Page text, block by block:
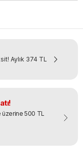
Aylık 374 TL
500 TL